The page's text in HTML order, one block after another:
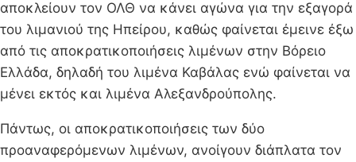
αποκλείουν τον ΟΛΘ να κάνει αγώνα για την εξαγορά
του λιμανιού της Ηπείρου, καθώς φαίνεται έμεινε έξω
από τις αποκρατικοποιήσεις λιμένων στην Βόρειο
Ελλάδα, δηλαδή του λιμένα Καβάλας ενώ φαίνεται να
μένει εκτός και λιμένα Αλεξανδρούπολης.
Πάντως, οι αποκρατικοποιήσεις των δύο
προαναφερόμενων λιμένων, ανοίγουν διάπλατα τον